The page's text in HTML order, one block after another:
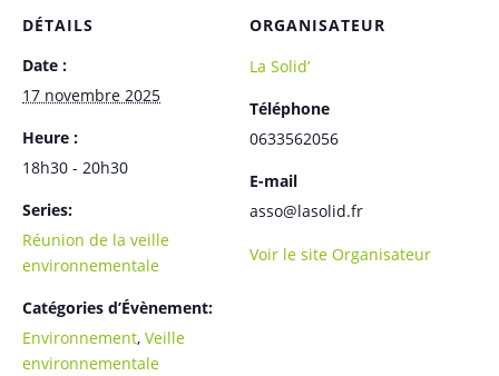
DÉTAILS
Date :
17 novembre 2025
Heure :
18h30 - 20h30
Series:
Réunion de la veille
environnementale
Catégories d’Évènement:
Environnement, Veille
environnementale
ORGANISATEUR
La Solid’
Téléphone
0633562056
E-mail
asso@lasolid.fr
Voir le site Organisateur